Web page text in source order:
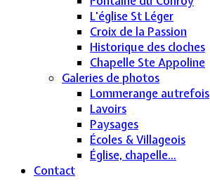
L'église St Léger
Croix de la Passion
Historique des cloches
Chapelle Ste Appoline
Galeries de photos
Lommerange autrefois
Lavoirs
Paysages
Écoles & Villageois
Église, chapelle...
Contact